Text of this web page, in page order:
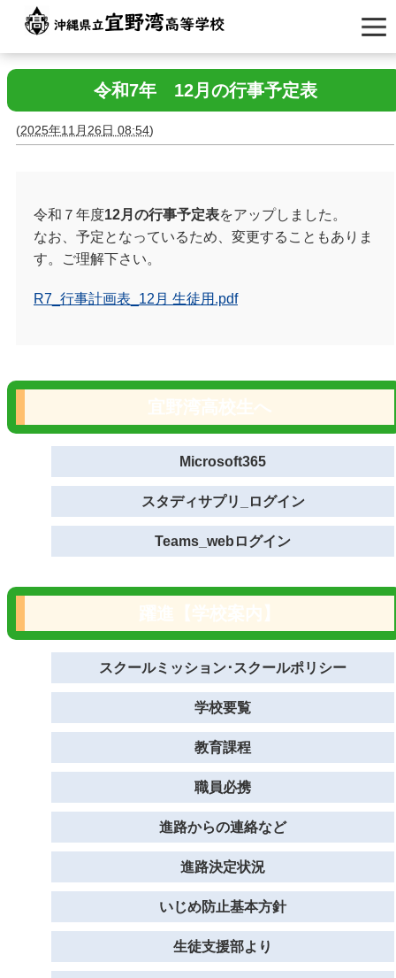
令和7年 12月の行事予定表
(2025年11月26日 08:54)
令和７年度12月の行事予定表をアップしました。
なお、予定となっているため、変更することもありま
す。ご理解下さい。
R7_行事計画表_12月 生徒用.pdf
Microsoft365
スタディサプリ_ログイン
Teams_webログイン
スクールミッション･スクールポリシー
学校要覧
教育課程
職員必携
進路からの連絡など
進路決定状況
いじめ防止基本方針
生徒支援部より